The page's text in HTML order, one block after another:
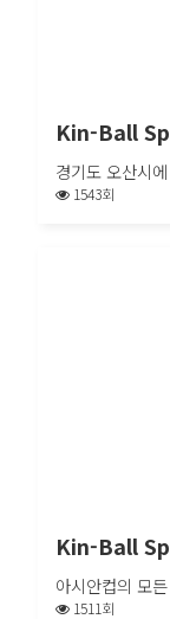
Kin-Ball
경기도 오산시
1543회
Kin-Ball
아시안컵의 모
1511회